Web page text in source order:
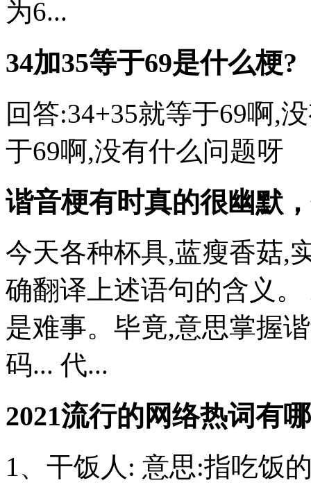
为6...
34加35等于69是什么梗?
回答:34+35就等于69啊,
于69啊,没有什么问题呀
谐音梗有时真的很幽默
今天各种杯具,蓝瘦香菇,
确翻译上述语句的含义
是难事。毕竟,意思掌握
码... 代...
2021流行的网络热词有
1、干饭人: 意思:指吃饭